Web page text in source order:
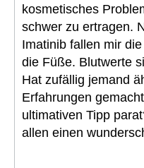
kosmetisches
schwer zu ertragen.
Imatinib fallen mir
die Füße. Blutwerte
Hat zufällig jemand
Erfahrungen
ultimativen Tipp
allen einen